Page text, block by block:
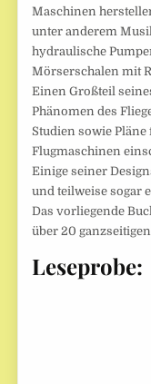
Maschinen
unter anderem
hydraulische
Mörserschalen mit
Einen Großteil
Phänomen des
Studien sowie
Flugmaschinen
Einige seiner
und teilweise sogar
Das vorliegende
über 20
Leseprobe: